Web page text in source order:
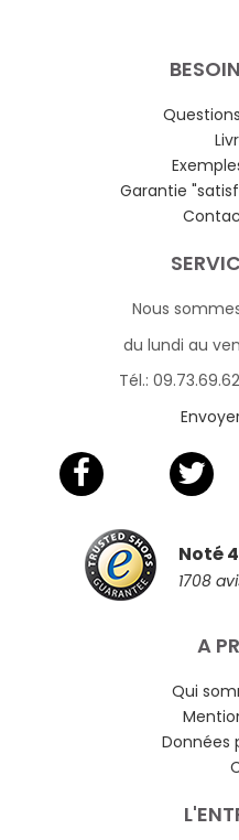
Garantie
Nous
du lundi au
Tél.:
Noté
1708
A
Qui
Données